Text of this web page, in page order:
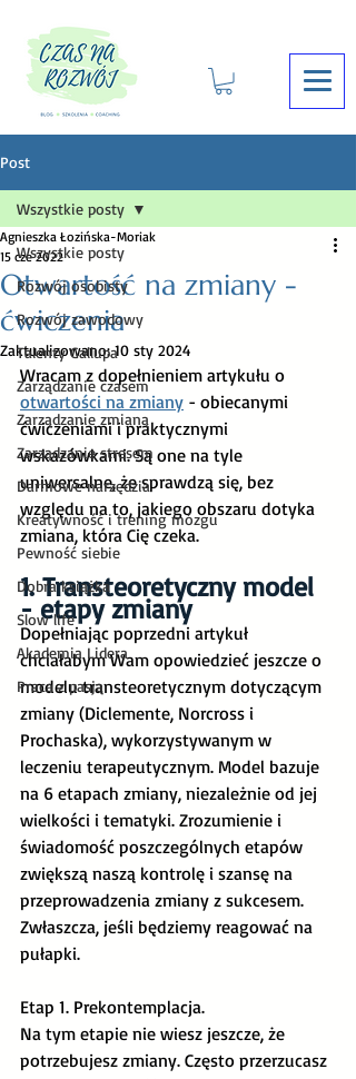
Post
Wszystkie posty
Rozwój osobisty
Rozwój zawodowy
Talenty Gallupa
Zarządzanie czasem
Zarządzanie zmianą
Zarządzanie stresem
Darmowe narzędzia
Kreatywność i trening mózgu
Pewność siebie
Dobra książka
Slow life
Akademia Lidera
Praca z pasją
Wszystkie posty
Otwartość na zmiany -
ćwiczenia
Agnieszka Łozińska-Moriak
15 cze 2022
Zaktualizowano:10 sty 2024
Wracam z dopełnieniem artykułu o
otwartości na zmiany - obiecanymi
ćwiczeniami i praktycznymi
wskazówkami. Są one na tyle
uniwersalne, że sprawdzą się, bez
względu na to, jakiego obszaru dotyka
zmiana, która Cię czeka.
1. Transteoretyczny model
- etapy zmiany
Dopełniając poprzedni artykuł
chciałabym Wam opowiedzieć jeszcze o
modelu transteoretycznym dotyczącym
zmiany (Diclemente, Norcross i
Prochaska), wykorzystywanym w
leczeniu terapeutycznym. Model bazuje
na 6 etapach zmiany, niezależnie od jej
wielkości i tematyki. Zrozumienie i
świadomość poszczególnych etapów
zwiększą naszą kontrolę i szansę na
przeprowadzenia zmiany z sukcesem.
Zwłaszcza, jeśli będziemy reagować na
pułapki.
Etap 1. Prekontemplacja.
Na tym etapie nie wiesz jeszcze, że
potrzebujesz zmiany. Często przerzucasz